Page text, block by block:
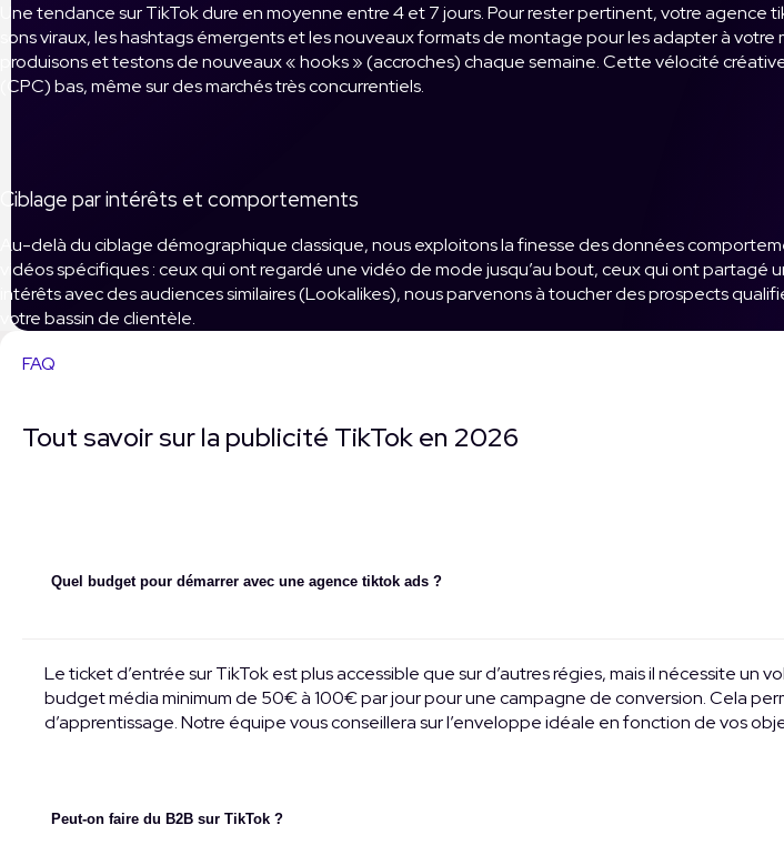
Une tendance sur TikTok dure en moyenne entre 4 et 7 jours. Pour rester pertinent, votre
sons viraux, les hashtags émergents et les nouveaux formats de montage pour les adapter à
produisons et testons de nouveaux « hooks » (accroches) chaque semaine. Cette vélocité
(CPC) bas, même sur des marchés très concurrentiels.
Ciblage par intérêts et comportements
Au-delà du ciblage démographique classique, nous exploitons la finesse des données
vidéos spécifiques : ceux qui ont regardé une vidéo de mode jusqu’au bout, ceux qui ont
intérêts avec des audiences similaires (Lookalikes), nous parvenons à toucher des prospects
votre bassin de clientèle.
FAQ
Tout savoir sur la publicité TikTok en 2026
Quel budget pour démarrer avec une agence tiktok ads ?
Le ticket d’entrée sur TikTok est plus accessible que sur d’autres régies, mais il nécessite
budget média minimum de 50€ à 100€ par jour pour une campagne de conversion. Cela
d’apprentissage. Notre équipe vous conseillera sur l’enveloppe idéale en fonction de vos
Peut-on faire du B2B sur TikTok ?